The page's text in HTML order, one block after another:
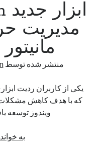
مدیریت
منتشر شده توسط
که با هدف کاهش مشکلات
ویندوز توسعه
به